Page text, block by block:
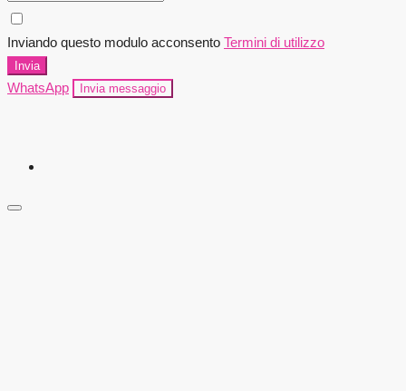
Inviando questo modulo acconsento Termini di utilizzo
Invia
WhatsApp Invia messaggio